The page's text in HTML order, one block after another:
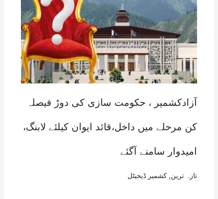
آزادکشمیر ، حکومت سازی کی دوڑ فیصلہ
کن مرحلے میں داخل،قائد ایوان کیلئے لابنگ،
امیدوار سامنے آگئے
تازہ ترین کشمیر ڈیجیٹل